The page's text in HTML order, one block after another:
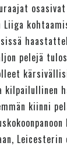
osasivat
pelejä
kilpailullinen
kiinni